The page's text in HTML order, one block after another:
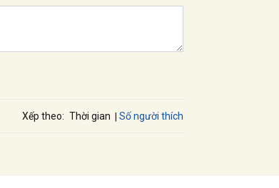
Xếp theo: Thời gian Số người thích